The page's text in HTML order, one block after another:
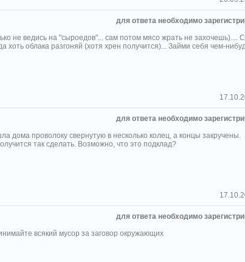
для ответа необходимо
не ведись на "сыроедов"... сам потом мясо жрать не захочешь)....
хоть облака разгоняй (хотя хрен получится)... Займи себя чем-
для ответа необходимо
дома проволоку свернутую в несколько колец, а концы закручены.
так сделать. Возможно, что это подклад?
для ответа необходимо
всякий мусор за заговор окружающих